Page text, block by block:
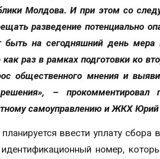
Молдова. И при этом со
разведение потенциально
на сегодняшний день мера
раз в рамках подготовки ко
общественного мнения и
– прокомментировал
самоуправлению и ЖКХ
ввести уплату
идентификационный номер,